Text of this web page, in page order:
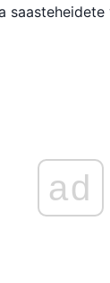
saasteheidete
ad